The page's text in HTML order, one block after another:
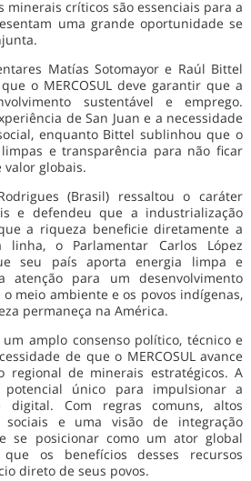
minerais críticos são essenciais para a
uma grande oportunidade se
Matías Sotomayor e Raúl Bittel
o MERCOSUL deve garantir que a
sustentável e emprego.
de San Juan e a necessidade
enquanto Bittel sublinhou que o
e transparência para não ficar
valor globais.
(Brasil) ressaltou o caráter
e defendeu que a industrialização
a riqueza beneficie diretamente a
linha, o Parlamentar Carlos López
seu país aporta energia limpa e
atenção para um desenvolvimento
meio ambiente e os povos indígenas,
permaneça na América.
amplo consenso político, técnico e
de que o MERCOSUL avance
regional de minerais estratégicos. A
único para impulsionar a
digital. Com regras comuns, altos
sociais e uma visão de integração
se posicionar como um ator global
os benefícios desses recursos
direto de seus povos.